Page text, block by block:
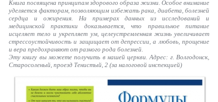
Книга посвящена принципам здорового образа жизни. Особое внимание
уделяется факторам, позволяющим избежать рака, диабета, болезней
сердца и ожирения. На примерах данных из исследований и
медицинской практики доказывается, что правильное питание
исцеляет тело и укрепляет ум, целеустремленная жизнь увеличивает
стрессоустойчивость и защищает от депрессии, а любовь, прощение
и вера предохраняют от разного рода болезней.
Эту книгу вы можете получить в нашей церкви. Адрес: г. Волгодонск,
Старосоленый, проезд Тенистый, 2 (за налоговой инспекцией)